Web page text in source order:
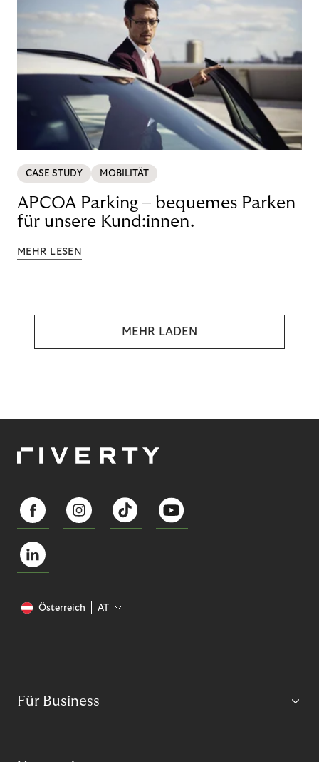
CASE STUDY MOBILITÄT
APCOA Parking – bequemes Parken
für unsere Kund:innen.
MEHR LESEN
MEHR LADEN
Österreich AT
Für Business